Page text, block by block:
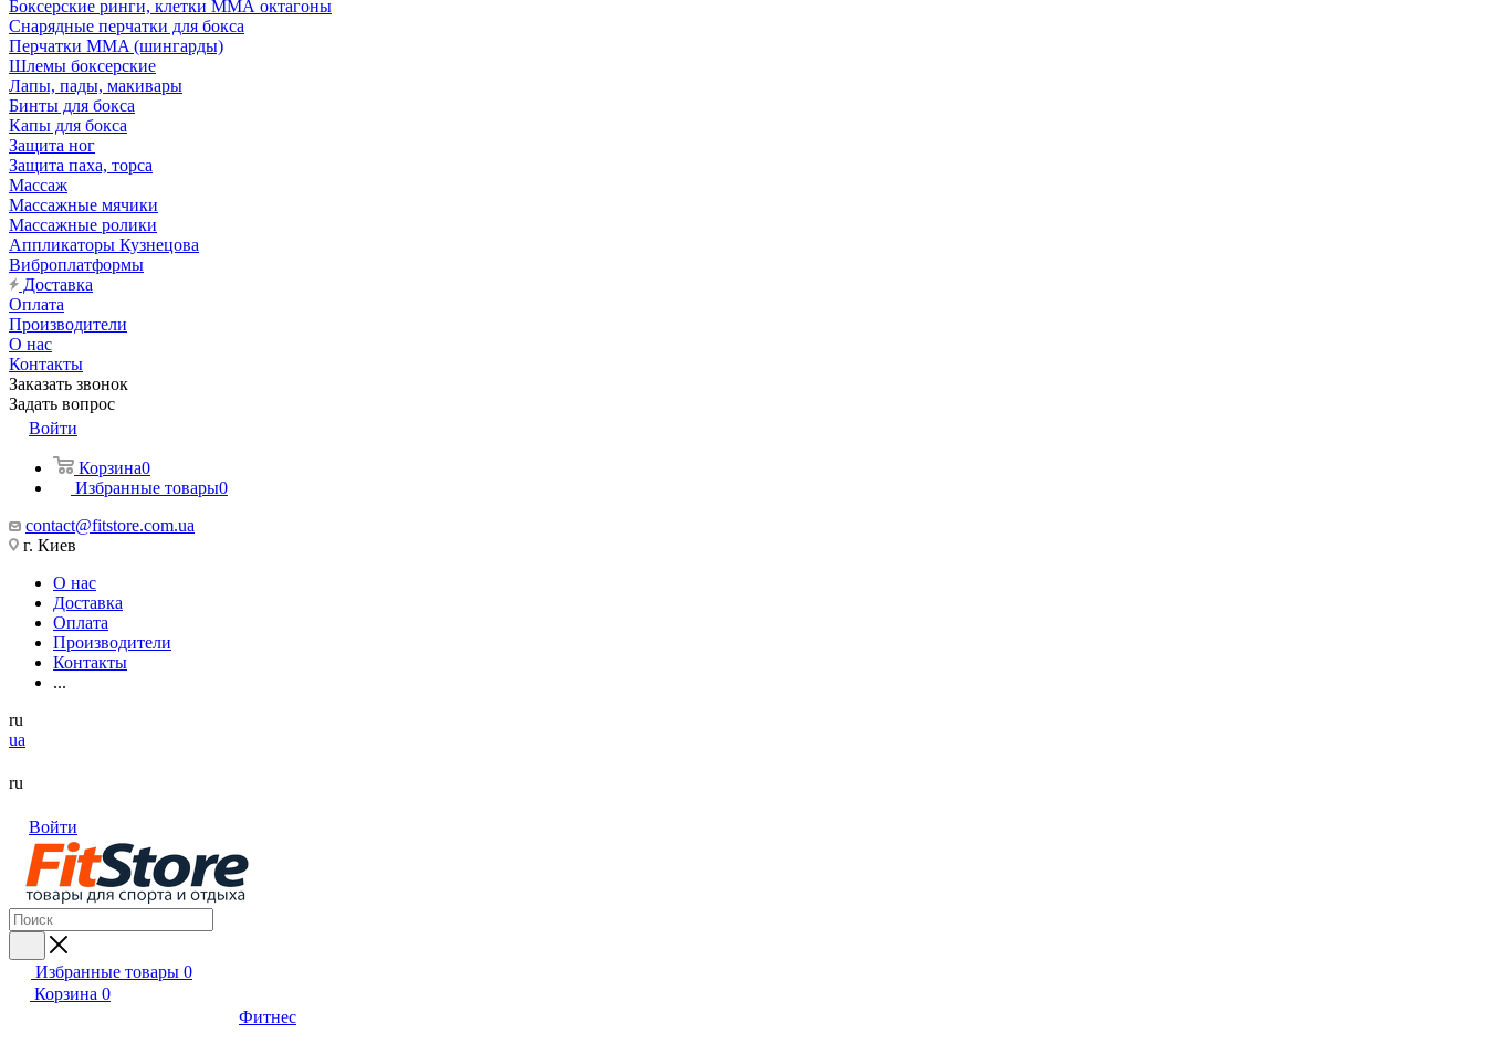
Боксерские ринги, клетки ММА октагоны
Снарядные перчатки для бокса
Перчатки MMA (шингарды)
Шлемы боксерские
Лапы, пады, макивары
Бинты для бокса
Капы для бокса
Защита ног
Защита паха, торса
Массаж
Массажные мячики
Массажные ролики
Аппликаторы Кузнецова
Виброплатформы
Доставка
Оплата
Производители
О нас
Контакты
Заказать звонок
Задать вопрос
Войти
Корзина0
Избранные товары0
contact@fitstore.com.ua
г. Киев
О нас
Доставка
Оплата
Производители
Контакты
...
ru
ua
ru
Войти
Избранные товары 0
Корзина 0
Фитнес